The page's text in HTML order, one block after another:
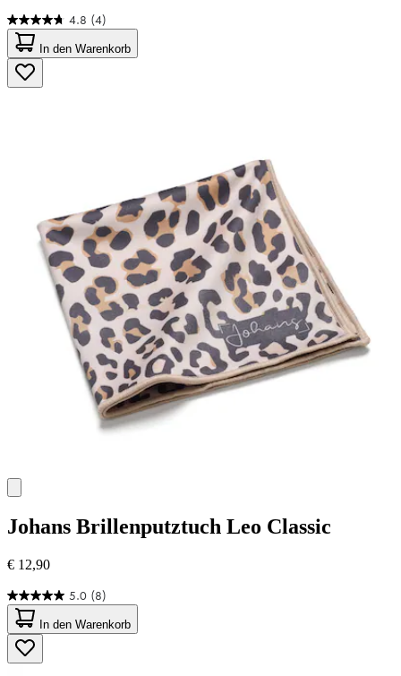
4.8 (4)
4.8
von
5
Sternen.
4
In den Warenkorb
Johans Brillenputztuch Leo Classic
€ 12,90
5.0 (8)
5.0
von
5
Sternen.
8
In den Warenkorb